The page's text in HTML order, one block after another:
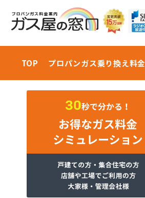
TOP プロパンガス乗り換え料金